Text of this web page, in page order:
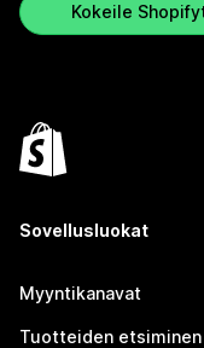
Kokeile
Sovellusluokat
Myyntikanavat
Tuotteiden etsiminen